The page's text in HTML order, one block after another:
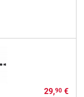
29,90€